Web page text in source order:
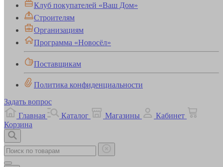
Клуб покупателей «Ваш Дом»
Строителям
Организациям
Программа «Новосёл»
Поставщикам
Политика конфиденциальности
Задать вопрос
Главная
Каталог Магазины
Кабинет
Корзина